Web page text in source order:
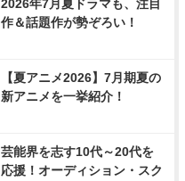
2026年7月夏ドラマも、注目
作＆話題作が勢ぞろい！
【夏アニメ2026】7月期夏の
新アニメを一挙紹介！
芸能界を志す10代～20代を
応援！オーディション・スク